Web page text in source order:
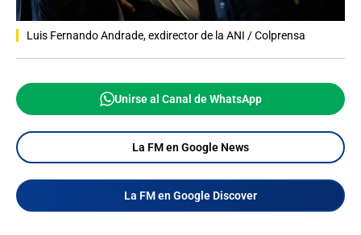
Luis Fernando Andrade, exdirector de la ANI / Colprensa
Unirse al Canal de WhatsApp
La FM en Google News
La FM en Google Discover